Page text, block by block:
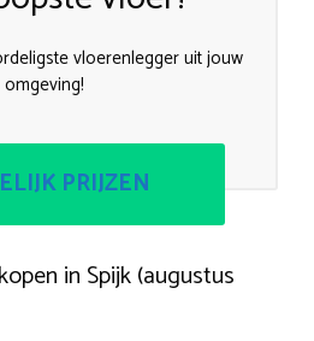
vloerenlegger uit jouw
omgeving!
PRIJZEN
in Spijk (augustus